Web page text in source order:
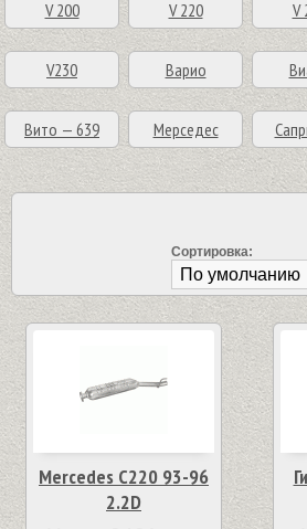
V 200 V 220 V
V230 Варио
Вито — 639 Мерседес
Сортировка:
Mercedes C220 93-96
2.2D